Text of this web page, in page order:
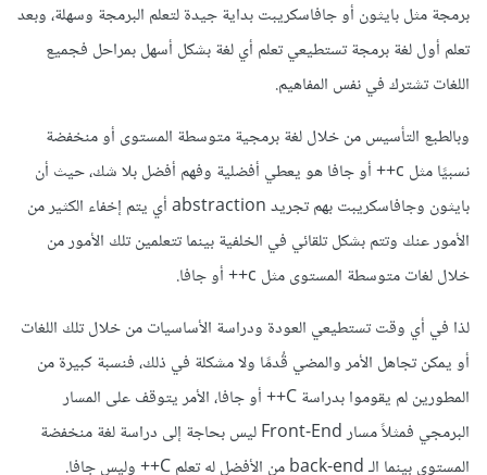
برمجة مثل بايثون أو جافاسكريبت بداية جيدة لتعلم البرمجة وسهلة، وبعد
تعلم أول لغة برمجة تستطيعي تعلم أي لغة بشكل أسهل بمراحل فجميع
اللغات تشترك في نفس المفاهيم.
وبالطبع التأسيس من خلال لغة برمجية متوسطة المستوى أو منخفضة
نسبيًا مثل c++ أو جافا هو يعطي أفضلية وفهم أفضل بلا شك، حيث أن
بايثون وجافاسكريبت بهم تجريد abstraction أي يتم إخفاء الكثير من
الأمور عنك وتتم بشكل تلقائي في الخلفية بينما تتعلمين تلك الأمور من
خلال لغات متوسطة المستوى مثل c++ أو جافا.
لذا في أي وقت تستطيعي العودة ودراسة الأساسيات من خلال تلك اللغات
أو يمكن تجاهل الأمر والمضي قُدمًا ولا مشكلة في ذلك، فنسبة كبيرة من
المطورين لم يقوموا بدراسة C++ أو جافا، الأمر يتوقف على المسار
البرمجي فمثلاً مسار Front-End ليس بحاجة إلى دراسة لغة منخفضة
المستوى بينما الـ back-end من الأفضل له تعلم C++ وليس جافا.